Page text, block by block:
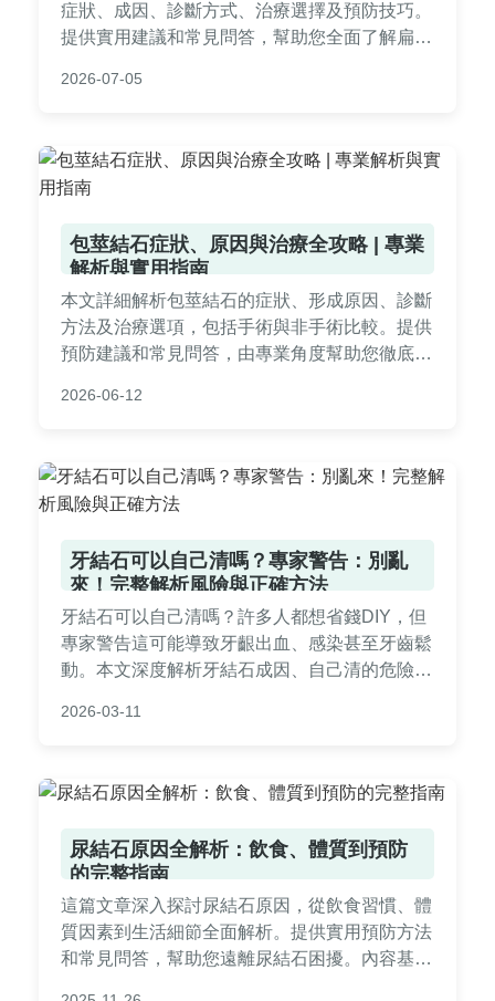
症狀、成因、診斷方式、治療選擇及預防技巧。
提供實用建議和常見問答，幫助您全面了解扁頭
醫學知識，避免空洞理論。
2026-07-05
包莖結石症狀、原因與治療全攻略 | 專業
解析與實用指南
本文詳細解析包莖結石的症狀、形成原因、診斷
方法及治療選項，包括手術與非手術比較。提供
預防建議和常見問答，由專業角度幫助您徹底了
擾的讀者參考。
2026-06-12
牙結石可以自己清嗎？專家警告：別亂
來！完整解析風險與正確方法
牙結石可以自己清嗎？許多人都想省錢DIY，但
專家警告這可能導致牙齦出血、感染甚至牙齒鬆
動。本文深度解析牙結石成因、自己清的危險
及常見問答，幫助你做出安全選擇。
2026-03-11
尿結石原因全解析：飲食、體質到預防
的完整指南
這篇文章深入探討尿結石原因，從飲食習慣、體
質因素到生活細節全面解析。提供實用預防方法
和常見問答，幫助您遠離尿結石困擾。內容基於